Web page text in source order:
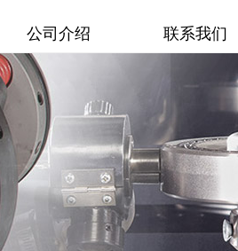
公司介绍 联系我们